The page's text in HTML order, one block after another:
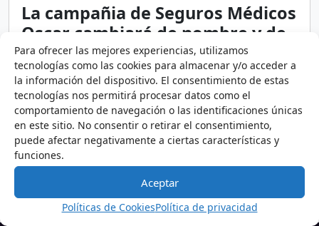
Para ofrecer las mejores experiencias, utilizamos
tecnologías como las cookies para almacenar y/o acceder a
la información del dispositivo. El consentimiento de estas
tecnologías nos permitirá procesar datos como el
comportamiento de navegación o las identificaciones únicas
en este sitio. No consentir o retirar el consentimiento,
puede afectar negativamente a ciertas características y
funciones.
Aceptar
Políticas de CookiesPolítica de privacidad
La campañia de Seguros Médicos
Oscar cambiará de nombre y de
tipo de red a HMO en Florida
14 de noviembre de 2025 4 minutos
Conoce cuál es el cambio y como afecta el cambio
de nombre y de tipo de red EPO a HMO en Florida
de la Compañia de Seguros Oscar
Asesoría
Seguros Médico
Oscar Insurance Company